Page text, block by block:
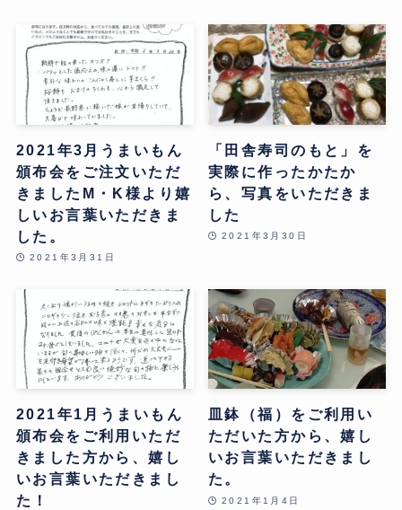
2021年3月うまいもん
頒布会をご注文いただ
きましたM・K様より嬉
しいお言葉いただきま
した。
2021年3月31日
「田舎寿司のもと」を
実際に作ったかたか
ら、写真をいただきま
した
2021年3月30日
2021年1月うまいもん
頒布会をご利用いただ
きました方から、嬉し
いお言葉いただきまし
た！
皿鉢（福）をご利用い
ただいた方から、嬉し
いお言葉いただきまし
た。
2021年1月4日